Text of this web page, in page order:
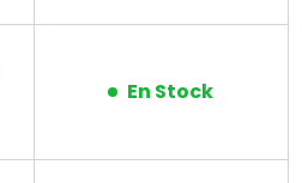
En Stock